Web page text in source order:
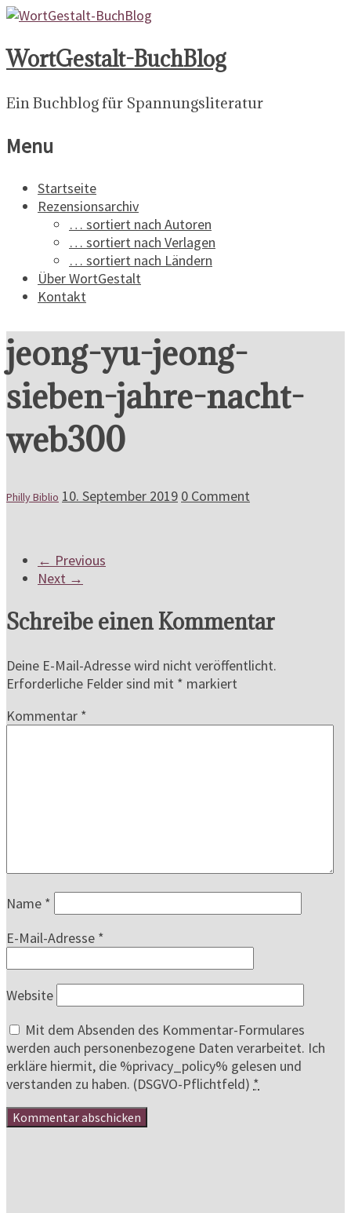
WortGestalt-BuchBlog
Ein Buchblog für Spannungsliteratur
Menu
Startseite
Rezensionsarchiv
… sortiert nach Autoren
… sortiert nach Verlagen
… sortiert nach Ländern
Über WortGestalt
Kontakt
jeong-yu-jeong-
sieben-jahre-nacht-
web300
Philly Biblio 10. September 2019 0 Comment
← Previous
Next →
Schreibe einen Kommentar
Deine E-Mail-Adresse wird nicht veröffentlicht.
Erforderliche Felder sind mit * markiert
Kommentar *
Name *
E-Mail-Adresse *
Website
Mit dem Absenden des Kommentar-Formulares
werden auch personenbezogene Daten verarbeitet. Ich
erkläre hiermit, die %privacy_policy% gelesen und
verstanden zu haben. (DSGVO-Pflichtfeld) *